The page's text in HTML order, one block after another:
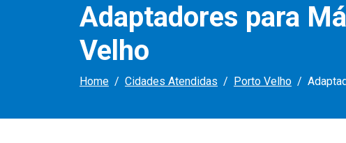
Adaptadores para
Velho
Home Cidades Atendidas Porto Velho